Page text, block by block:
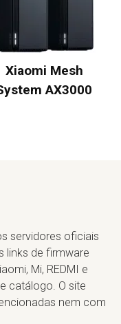
Xiaomi Mesh
AX3000
servidores oficiais
links de firmware
Mi, REDMI e
catálogo. O site
nem com